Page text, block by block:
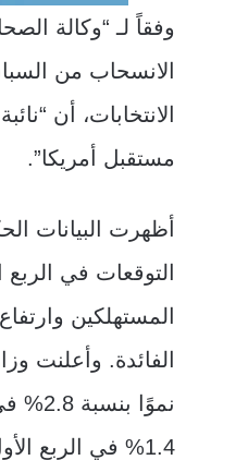
وفقاً لـ “وكالة
الانسحاب من
الانتخابات، أن
مستقبل أمريكا”.
أظهرت البيانات
التوقعات في الربع
المستهلكين
الفائدة. وأعلنت
نموًا
1.4% في الربع الأول من العام.